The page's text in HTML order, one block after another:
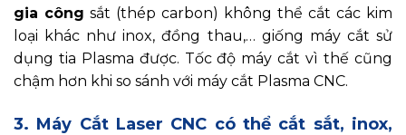
gia công sắt (thép carbon) không thể cắt các kim
loại khác như inox, đồng thau,… giống máy cắt sử
dụng tia Plasma được. Tốc độ máy cắt vì thế cũng
chậm hơn khi so sánh với máy cắt Plasma CNC.
3. Máy Cắt Laser CNC có thể cắt sắt, inox,